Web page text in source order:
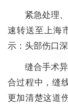
紧急处理
速转送至上海
示：头部伤口
缝合手术
合过程中，缝
更加清楚这道